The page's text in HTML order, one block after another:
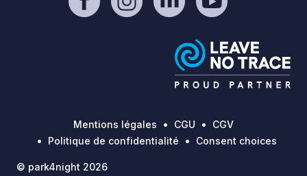
Mentions légales CGU
CGV
Politique de confidentialité
Consent choices
© park4night 2026